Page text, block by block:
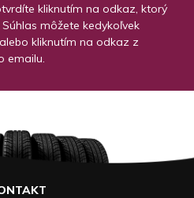
kliknutím na odkaz, ktorý
môžete kedykoľvek
kliknutím na odkaz z
emailu.